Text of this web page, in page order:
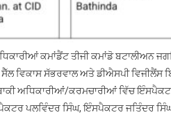
ਕਮਾਂਡੈਂਟ ਤੀਜੀ ਕਮਾਂਡੋ ਬਟਾਲੀਅਨ
ਵਿਕਾਸ ਸੱਭਰਵਾਲ ਅਤੇ ਡੀਐਸਪੀ ਵਿਜੀਲੈਂਸ
ਅਧਿਕਾਰੀਆਂ/ਕਰਮਚਾਰੀਆਂ ਵਿੱਚ
ਪਲਵਿੰਦਰ ਸਿੰਘ, ਇੰਸਪੈਕਟਰ ਜਤਿੰਦਰ